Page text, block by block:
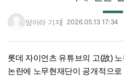
양아라 기자 2026.05.13 17:34
롯데 자이언츠 유튜브의 고(故)
논란에 노무현재단이 공개적으